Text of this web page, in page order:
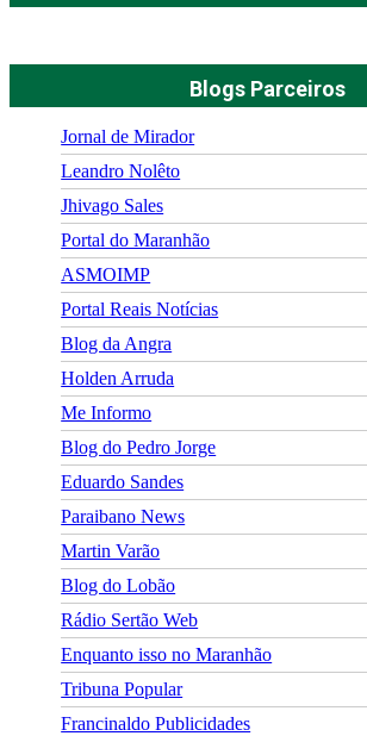
Blogs Parceiros
Jornal de Mirador
Leandro Nolêto
Jhivago Sales
Portal do Maranhão
ASMOIMP
Portal Reais Notí­cias
Blog da Angra
Holden Arruda
Me Informo
Blog do Pedro Jorge
Eduardo Sandes
Paraibano News
Martin Varão
Blog do Lobão
Rádio Sertão Web
Enquanto isso no Maranhão
Tribuna Popular
Francinaldo Publicidades